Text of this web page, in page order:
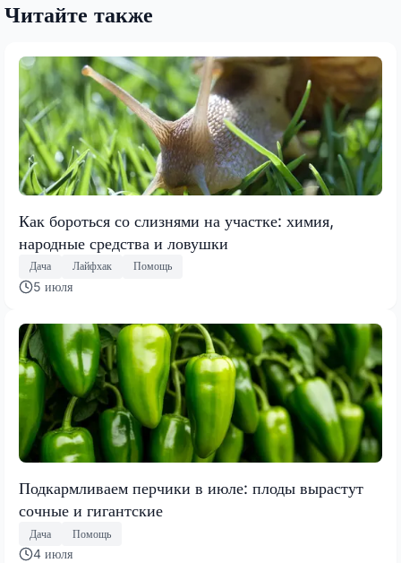
Читайте также
Как бороться со слизнями на участке: химия,
народные средства и ловушки
Дача Лайфхак Помощь
5 июля
Подкармливаем перчики в июле: плоды вырастут
сочные и гигантские
Дача Помощь
4 июля